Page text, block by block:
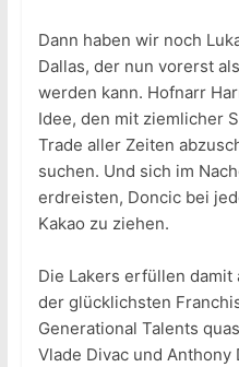
Dann haben wir noch
Dallas, der nun vorerst
werden kann. Hofnarr
Idee, den mit ziemlicher
Trade aller Zeiten
suchen. Und sich im
erdreisten, Doncic bei
Kakao zu ziehen.
Die Lakers erfüllen
der glücklichsten
Generational Talents
Vlade Divac und